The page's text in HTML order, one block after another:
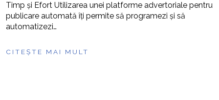
Timp și Efort Utilizarea unei platforme advertoriale pentru
publicare automată îți permite să programezi și să
automatizezi…
CITEȘTE MAI MULT